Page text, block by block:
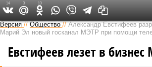
Версия в Чувашии
Версия //Общество //Александр Евстифеев
Марий Эл новый госканал МЭТР при помощи
Евстифеев лезет в бизнес
14 3 10